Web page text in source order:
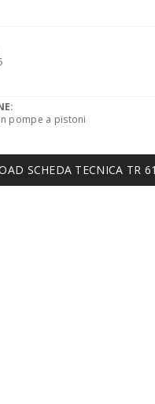
pompe a pistoni
SCHEDA TECNICA TR